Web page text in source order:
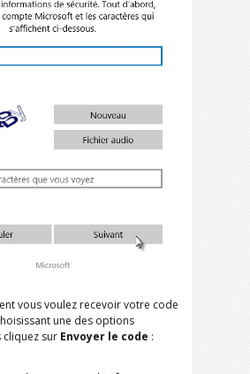
vous voulez recevoir votre code
une des options
sur Envoyer le code :